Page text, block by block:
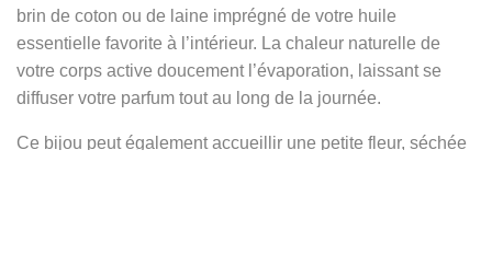
brin de coton ou de laine imprégné de votre huile
essentielle favorite à l’intérieur. La chaleur naturelle de
votre corps active doucement l’évaporation, laissant se
diffuser votre parfum tout au long de la journée.
Ce bijou peut également accueillir une petite fleur, séchée